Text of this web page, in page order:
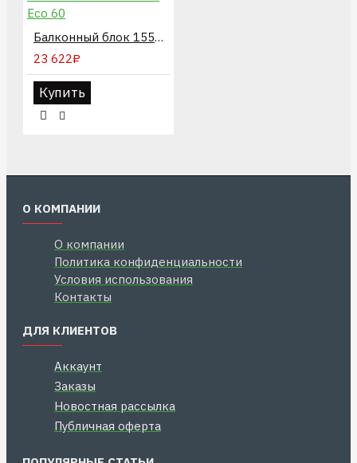
Балконный блок 1550 х 2000мм - Reachmont Eco 60
23 622₽
Купить
О КОМПАНИИ
О компании
Политика конфиденциальности
Условия использования
Контакты
ДЛЯ КЛИЕНТОВ
Аккаунт
Заказы
Новостная рассылка
Публичная оферта